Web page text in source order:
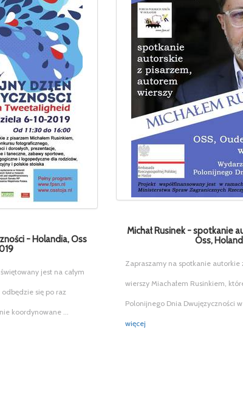
- Holandia, Oss
jest na całym
się po raz
koordynowane ...
Michał Rusinek - spotkanie
Oss,
Zapraszamy na spotkanie autorkie
wierszy Miachałem Rusinkiem,
Polonijnego Dnia Dwujęzyczności w
więcej